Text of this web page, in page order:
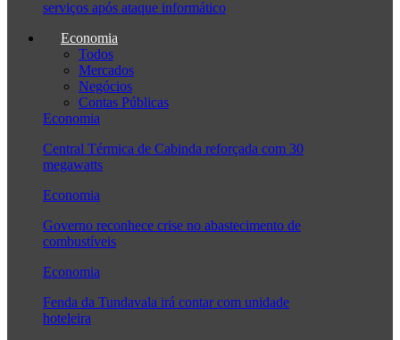
serviços após ataque informático
Economia
Todos
Mercados
Negócios
Contas Públicas
Economia
Central Térmica de Cabinda reforçada com 30
megawatts
Economia
Governo reconhece crise no abastecimento de
combustíveis
Economia
Fenda da Tundavala irá contar com unidade
hoteleira